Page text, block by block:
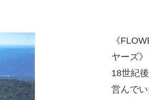
《
ヤーズ》
18世紀
営んで